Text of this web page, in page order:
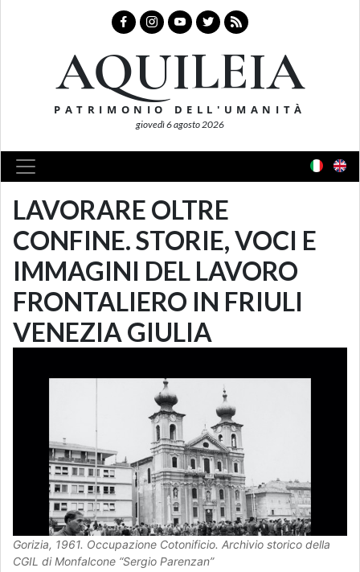
AQUILEIA
PATRIMONIO DELL'UMANITÀ
giovedì 6 agosto 2026
LAVORARE OLTRE
CONFINE. STORIE, VOCI E
IMMAGINI DEL LAVORO
FRONTALIERO IN FRIULI
VENEZIA GIULIA
Gorizia, 1961. Occupazione Cotonificio. Archivio storico della
CGIL di Monfalcone “Sergio Parenzan”